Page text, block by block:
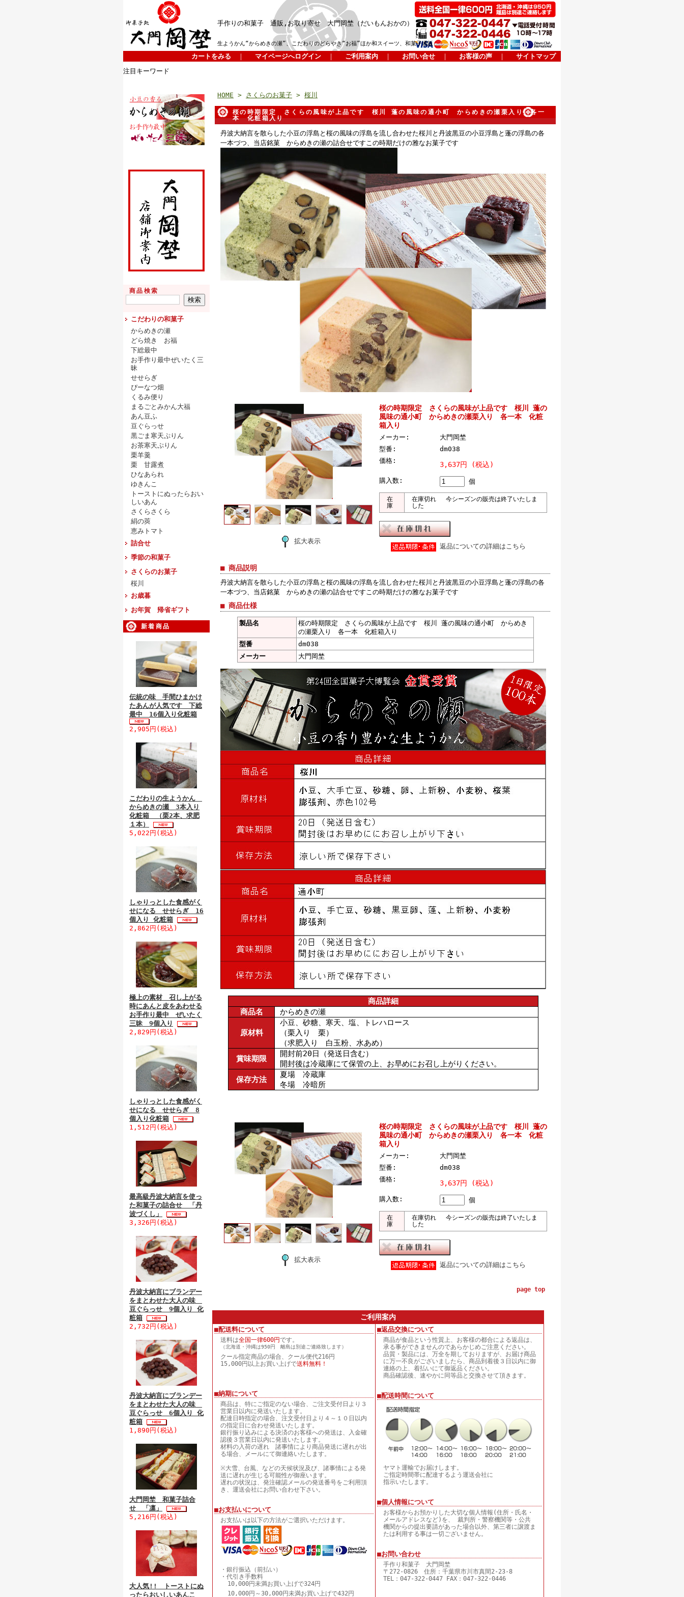
手作りの和菓子 通販,お取り寄せ 大門岡埜（だいもんおかの）
生ようかん“からめきの瀬”、こだわりのどらやき“お福”ほか和スイーツ、和菓子通販
カートをみる ｜ マイページへログイン ｜ ご利用案内 ｜ お問い合せ ｜ お客様の声 ｜
サイトマップ
注目キーワード
商品検索
こだわりの和菓子
からめきの瀬
どら焼き お福
下総最中
お手作り最中ぜいたく三
昧
せせらぎ
ぴーなつ畑
くるみ便り
まるごとみかん大福
あん豆ふ
豆ぐらっせ
黒ごま寒天ぷりん
お茶寒天ぷりん
栗羊羹
栗 甘露煮
ひなあられ
ゆきんこ
トーストにぬったらおい
しいあん
さくらさくら
絹の莢
恵みトマト
詰合せ
季節の和菓子
さくらのお菓子
桜川
お歳暮
お年賀 帰省ギフト
新着商品
伝統の味 手間ひまかけ
たあんが人気です 下総
最中 16個入り化粧箱
2,905円(税込)
こだわりの生ようかん
からめきの瀬 3本入り
化粧箱 （栗2本、求肥
１本）
5,022円(税込)
しゃりっとした食感がく
せになる せせらぎ 16
個入り 化粧箱
2,862円(税込)
極上の素材 召し上がる
時にあんと皮をあわせる
お手作り最中 ぜいたく
三昧 9個入り
2,829円(税込)
しゃりっとした食感がく
せになる せせらぎ 8
個入り化粧箱
1,512円(税込)
最高級丹波大納言を使っ
た和菓子の詰合せ 「丹
波づくし」
3,326円(税込)
丹波大納言にブランデー
をまとわせた大人の味
豆ぐらっせ 9個入り 化
粧箱
2,732円(税込)
丹波大納言にブランデー
をまとわせた大人の味
豆ぐらっせ 6個入り 化
粧箱
1,890円(税込)
大門岡埜 和菓子詰合
せ 「凛」
5,216円(税込)
大人気!! トーストにぬ
ったらおいしいあんこ
HOME > さくらのお菓子 > 桜川
桜の時期限定 さくらの風味が上品です 桜川 蓬の風味の通小町 からめきの瀬栗入り 各一
本 化粧箱入り
丹波大納言を散らした小豆の浮島と桜の風味の浮島を流し合わせた桜川と丹波黒豆の小豆浮島と蓬の浮島の各
一本づつ、当店銘菓 からめきの瀬の詰合せですこの時期だけの雅なお菓子です
拡大表示
桜の時期限定 さくらの風味が上品です 桜川 蓬の
風味の通小町 からめきの瀬栗入り 各一本 化粧
箱入り
メーカー:
大門岡埜
型番:
dm038
価格:
3,637円 (税込)
購入数: 個
在
庫
在庫切れ 今シーズンの販売は終了いたしま
した
返品についての詳細はこちら
■ 商品説明
丹波大納言を散らした小豆の浮島と桜の風味の浮島を流し合わせた桜川と丹波黒豆の小豆浮島と蓬の浮島の各
一本づつ、当店銘菓 からめきの瀬の詰合せですこの時期だけの雅なお菓子です
■ 商品仕様
製品名
桜の時期限定 さくらの風味が上品です 桜川 蓬の風味の通小町 からめき
の瀬栗入り 各一本 化粧箱入り
型番
dm038
メーカー
大門岡埜
商品詳細
商品名
からめきの瀬
原材料
小豆、砂糖、寒天、塩、トレハロース
（栗入り 栗）
（求肥入り 白玉粉、水あめ）
賞味期限
開封前20日（発送日含む）
開封後は冷蔵庫にて保管の上、お早めにお召し上がりください。
保存方法
夏場 冷蔵庫
冬場 冷暗所
拡大表示
桜の時期限定 さくらの風味が上品です 桜川 蓬の
風味の通小町 からめきの瀬栗入り 各一本 化粧
箱入り
メーカー:
大門岡埜
型番:
dm038
価格:
3,637円 (税込)
購入数: 個
在
庫
在庫切れ 今シーズンの販売は終了いたしま
した
返品についての詳細はこちら
page top
ご利用案内
■配送料について
送料は全国一律600円です。
（北海道・沖縄は950円 離島は別途ご連絡致します）
クール指定商品の場合、クール便代216円
15,000円以上お買い上げで送料無料！
■納期について
商品は、特にご指定のない場合、ご注文受付日より３
営業日以内に発送いたします。
配達日時指定の場合、注文受付日より４～１０日以内
の指定日に合わせ発送いたします。
銀行振り込みによる決済のお客様への発送は、入金確
認後３営業日以内に発送いたします。
材料の入荷の遅れ 諸事情により商品発送に遅れが出
る場合、メールにて御連絡いたします。
※大雪、台風、などの天候状況及び、諸事情による発
送に遅れが生じる可能性が御座います。
遅れの状況は、発注確認メールの発送番号をご利用頂
き、運送会社にお問い合わせ下さい。
■お支払いについて
お支払いは以下の方法がご選択いただけます。
・銀行振込（前払い）
・代引き手数料
10,000円未満お買い上げで324円
10,000円～30,000円未満お買い上げで432円
■返品交換について
商品が食品という性質上、お客様の都合による返品は、
承る事ができませんのであらかじめご注意ください。
品質・製品には、万全を期しておりますが、お届け商品
に万一不良がございましたら、商品到着後３日以内に御
連絡の上、着払いにて御返品ください。
商品確認後、速やかに同等品と交換させて頂きます。
■配送時間について
ヤマト運輸でお届けします。
ご指定時間帯に配達するよう運送会社に
指示いたします。
■個人情報について
お客様からお預かりした大切な個人情報(住所・氏名・
メールアドレスなど)を、 裁判所・警察機関等・公共
機関からの提出要請があった場合以外、第三者に譲渡ま
たは利用する事は一切ございません。
■お問い合わせ
手作り和菓子 大門岡埜
〒272-0826 住所：千葉県市川市真間2-23-8
TEL：047-322-0447 FAX：047-322-0446